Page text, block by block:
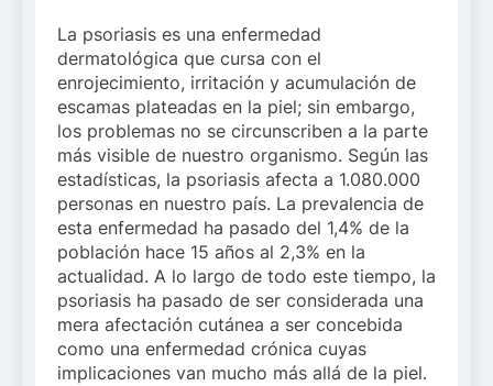
La psoriasis es una enfermedad
dermatológica que cursa con el
enrojecimiento, irritación y acumulación de
escamas plateadas en la piel; sin embargo,
los problemas no se circunscriben a la parte
más visible de nuestro organismo. Según las
estadísticas, la psoriasis afecta a 1.080.000
personas en nuestro país. La prevalencia de
esta enfermedad ha pasado del 1,4% de la
población hace 15 años al 2,3% en la
actualidad. A lo largo de todo este tiempo, la
psoriasis ha pasado de ser considerada una
mera afectación cutánea a ser concebida
como una enfermedad crónica cuyas
implicaciones van mucho más allá de la piel.